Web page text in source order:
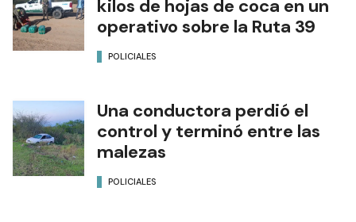
kilos de hojas de coca en un
operativo sobre la Ruta 39
POLICIALES
Una conductora perdió el
control y terminó entre las
malezas
POLICIALES